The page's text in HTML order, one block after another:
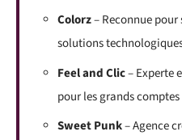
Colorz– Reconnue pour
solutions
Feel and Clic– Experte
pour les grands comptes
Sweet Punk– Agence